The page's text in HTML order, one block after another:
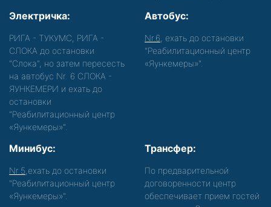
Электричка:
РИГА - ТУКУМС, РИГА -
СЛОКА до остановки
"Слока", но затем пересесть
на автобус Nr. 6 СЛОКА -
ЯУНКЕМЕРИ и ехать до
остановки
"Реабилитационный центр
«Яункемеры»".
Автобус:
Nr.6 , ехать до остановки
"Реабилитационный центр
«Яункемеры»".
Минибус:
Nr.5 ,ехать до остановки
"Реабилитационный центр
«Яункемеры»".
Трансфер:
По предварительной
договоренности центр
обеспечивает прием гостей